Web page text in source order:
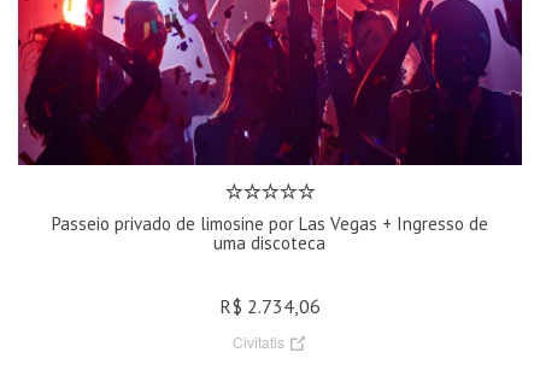
Passeio privado de limosine por Las Vegas + Ingresso de
uma discoteca
R$ 2.734,06
Civitatis